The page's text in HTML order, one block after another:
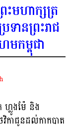
ះមហាក្សត្រ
ានព្រះរាជ
មកម្ពុជា
ហ្លូងម៉ែ និង
កាជូនដល់កាកបាត